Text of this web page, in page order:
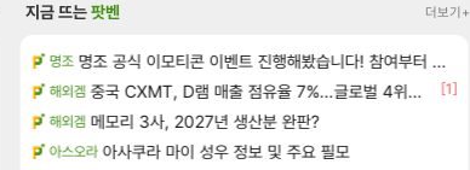
메이플 베라서버 1위길드 내 대규모 인원이탈종용 추정사건
[254]
메이플 ㅇㅂ)진짜 개웃기네 ㅋㅋ [49]
메이플 씨발 컬프프 클릭 미스낫네 [120]
메이플 ☆무료☆ 템세팅 사이트 개발자입니다
지금 뜨는팟벤 더보기+
명조 명조 공식 이모티콘 이벤트 진행해봤습니다! 참여부터 추첨까지????
해외겜 중국 CXMT, D램 매출 점유율 7%…글로벌 4위로 부상
[1]
해외겜 메모리 3사, 2027년 생산분 완판?
아스오라 아사쿠라 마이 성우 정보 및 주요 필모